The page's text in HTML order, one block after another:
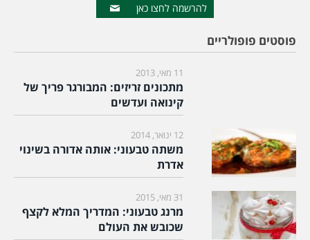
להרשמה לחצו כאן
פוסטים פופולריים
11 מאי, 2013
מתכונים זריזים: המבורגר פריך של
קינואה ועדשים
12 ינואר, 2014
משתה טבעוני: אותה אדורה בשינוי
אדרת
31 מאי, 2015
מרנג טבעוני: המדריך המלא לקצף
שכובש את העולם